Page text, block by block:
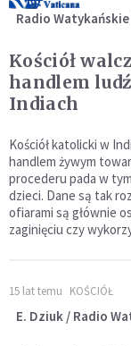
Radio
Kościół
handlem
Indiach
Kościół katolicki w
handlem żywym
procederu pada w
dzieci. Dane są tak
ofiarami są głównie
zaginięciu czy
15 lat temu KOŚCIÓŁ
E. Dziuk / Radio